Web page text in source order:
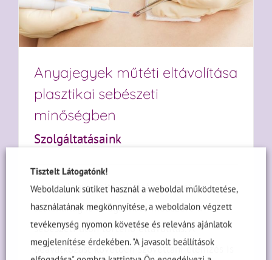
Anyajegyek műtéti eltávolítása
plasztikai sebészeti
minőségben
Szolgáltatásaink
Az anyajegyek eltávolításának egyetlen,
szakmailag is elfogadható módszere a
sebészeti úton történő eltávolítás. A
beavatkozást követően szövettani elemzés is
Tisztelt Látogatónk!
Weboldalunk sütiket használ a weboldal működtetése,
használatának megkönnyítése, a weboldalon végzett
tevékenység nyomon követése és releváns ajánlatok
megjelenítése érdekében. "A javasolt beállítások